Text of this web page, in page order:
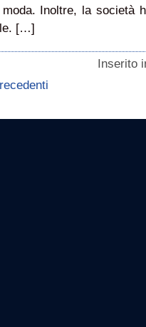
Inoltre, la società
[…]
Inserito